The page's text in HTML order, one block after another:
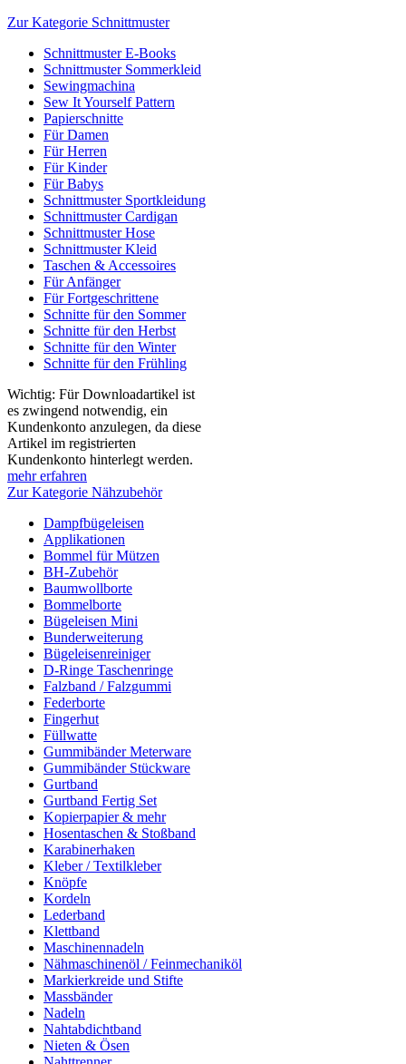
Zur Kategorie Schnittmuster
Schnittmuster E-Books
Schnittmuster Sommerkleid
Sewingmachina
Sew It Yourself Pattern
Papierschnitte
Für Damen
Für Herren
Für Kinder
Für Babys
Schnittmuster Sportkleidung
Schnittmuster Cardigan
Schnittmuster Hose
Schnittmuster Kleid
Taschen & Accessoires
Für Anfänger
Für Fortgeschrittene
Schnitte für den Sommer
Schnitte für den Herbst
Schnitte für den Winter
Schnitte für den Frühling
Wichtig: Für Downloadartikel ist
es zwingend notwendig, ein
Kundenkonto anzulegen, da diese
Artikel im registrierten
Kundenkonto hinterlegt werden.
mehr erfahren
Zur Kategorie Nähzubehör
Dampfbügeleisen
Applikationen
Bommel für Mützen
BH-Zubehör
Baumwollborte
Bommelborte
Bügeleisen Mini
Bunderweiterung
Bügeleisenreiniger
D-Ringe Taschenringe
Falzband / Falzgummi
Federborte
Fingerhut
Füllwatte
Gummibänder Meterware
Gummibänder Stückware
Gurtband
Gurtband Fertig Set
Kopierpapier & mehr
Hosentaschen & Stoßband
Karabinerhaken
Kleber / Textilkleber
Knöpfe
Kordeln
Lederband
Klettband
Maschinennadeln
Nähmaschinenöl / Feinmechaniköl
Markierkreide und Stifte
Massbänder
Nadeln
Nahtabdichtband
Nieten & Ösen